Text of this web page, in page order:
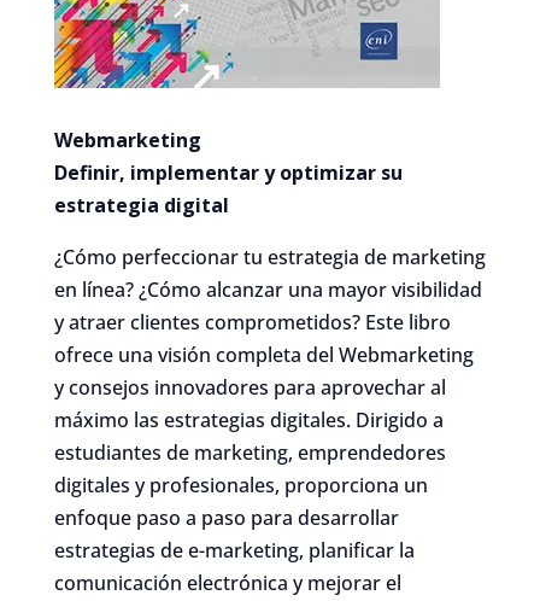
Webmarketing
Definir, implementar y optimizar su
estrategia digital
¿Cómo perfeccionar tu estrategia de marketing
en línea? ¿Cómo alcanzar una mayor visibilidad
y atraer clientes comprometidos? Este libro
ofrece una visión completa del Webmarketing
y consejos innovadores para aprovechar al
máximo las estrategias digitales. Dirigido a
estudiantes de marketing, emprendedores
digitales y profesionales, proporciona un
enfoque paso a paso para desarrollar
estrategias de e-marketing, planificar la
comunicación electrónica y mejorar el